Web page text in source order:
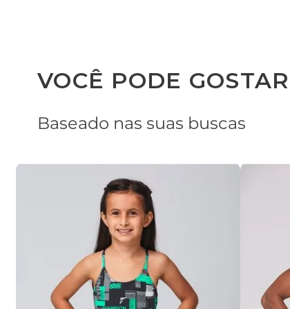
VOCÊ PODE GOSTAR
Baseado nas suas buscas